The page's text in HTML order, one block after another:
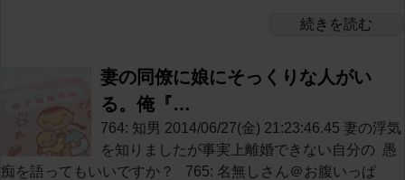
続きを読む
妻の同僚に娘にそっくりな人がい
る。俺『…
764: 知男 2014/06/27(金) 21:23:46.45 妻の浮気
を知りましたが事実上離婚できない自分の 愚
痴を語ってもいいですか？ 765: 名無しさん＠お腹いっぱ